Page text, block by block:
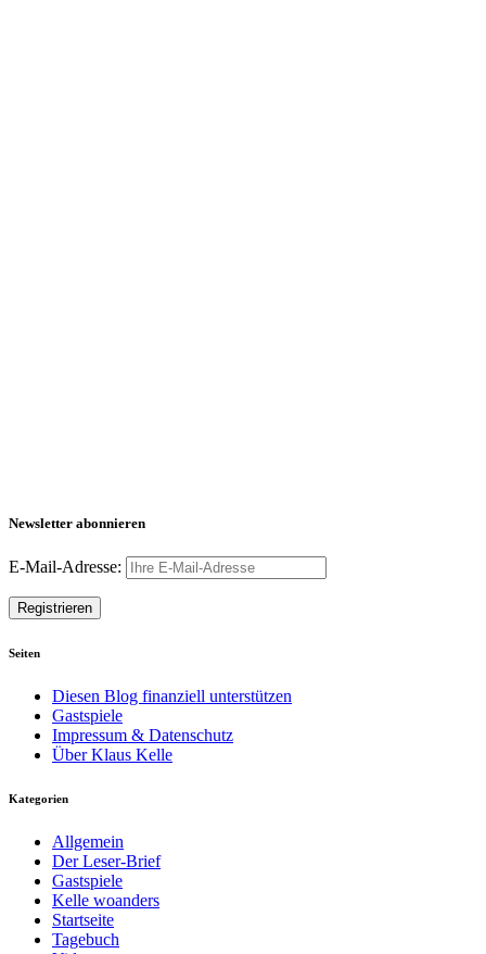
Newsletter abonnieren
E-Mail-Adresse:
Seiten
Diesen Blog finanziell unterstützen
Gastspiele
Impressum & Datenschutz
Über Klaus Kelle
Kategorien
Allgemein
Der Leser-Brief
Gastspiele
Kelle woanders
Startseite
Tagebuch